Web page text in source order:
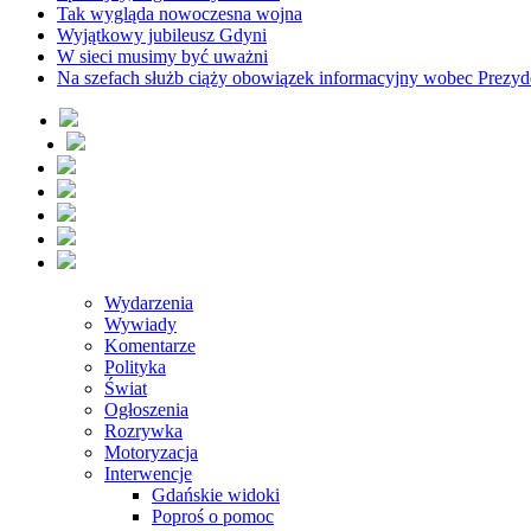
Tak wygląda nowoczesna wojna
Wyjątkowy jubileusz Gdyni
W sieci musimy być uważni
Na szefach służb ciąży obowiązek informacyjny wobec
Wydarzenia
Wywiady
Komentarze
Polityka
Świat
Ogłoszenia
Rozrywka
Motoryzacja
Interwencje
Gdańskie widoki
Poproś o pomoc